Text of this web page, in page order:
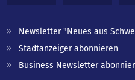
Newsletter "Neues aus
Stadtanzeiger abonnieren
Business Newsletter